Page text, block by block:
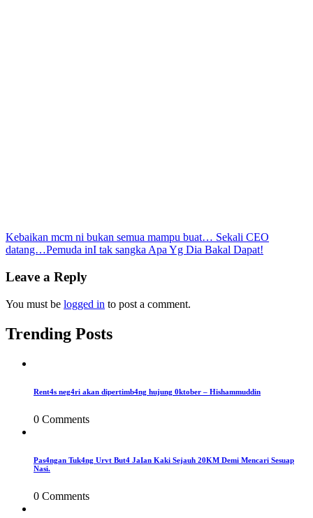
Post
navigation
Kebaikan mcm ni bukan semua mampu buat… Sekali CEO
datang…Pemuda inI tak sangka Apa Yg Dia Bakal Dapat!
Leave a Reply
You must be logged in to post a comment.
Trending Posts
Rent4s neg4ri akan dipertimb4ng hujung 0ktober – Hishammuddin
0 Comments
Pas4ngan Tuk4ng Urvt But4 JaIan Kaki Sejauh 20KM Demi Mencari Sesuap
Nasi.
0 Comments